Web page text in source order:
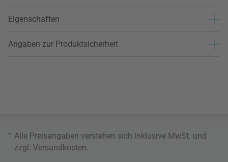
Eigenschaften
Angaben zur Produktsicherheit
* Alle Preisangaben verstehen sich inklusive MwSt. und
zzgl. Versandkosten.